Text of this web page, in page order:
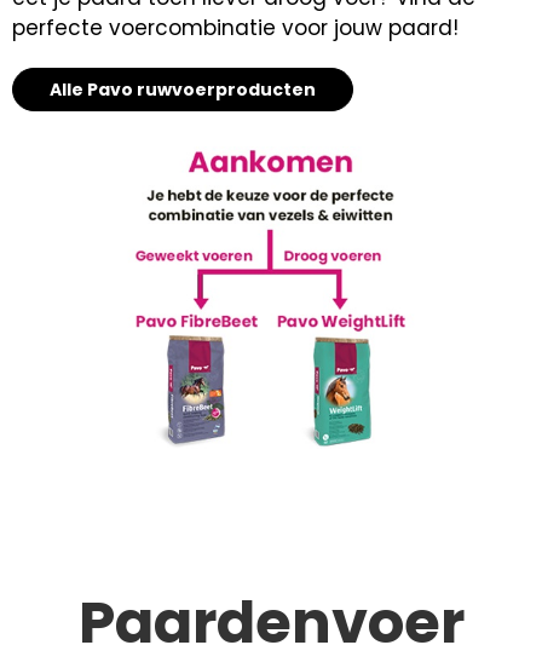
perfecte voercombinatie voor jouw paard!
Alle Pavo ruwvoerproducten
Paardenvoer